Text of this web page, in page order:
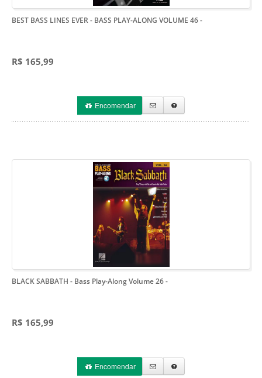
BEST BASS LINES EVER - BASS PLAY-ALONG VOLUME 46-
R$ 165,99
Encomendar
BLACK SABBATH - Bass Play-Along Volume 26-
R$ 165,99
Encomendar